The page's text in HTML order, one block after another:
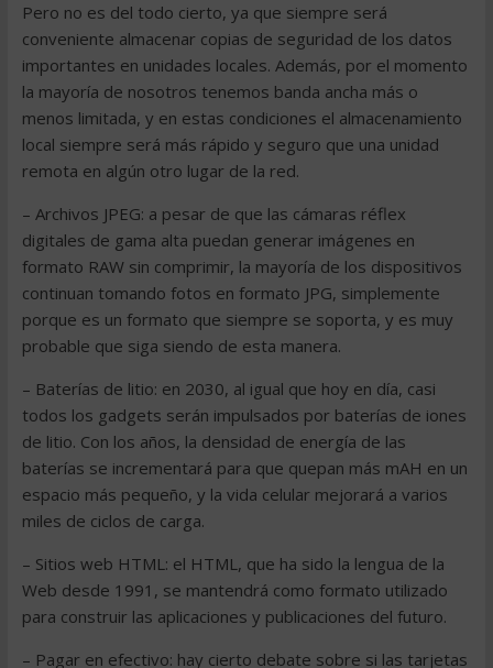
Pero no es del todo cierto, ya que siempre será
conveniente almacenar copias de seguridad de los datos
importantes en unidades locales. Además, por el momento
la mayoría de nosotros tenemos banda ancha más o
menos limitada, y en estas condiciones el almacenamiento
local siempre será más rápido y seguro que una unidad
remota en algún otro lugar de la red.
– Archivos JPEG: a pesar de que las cámaras réflex
digitales de gama alta puedan generar imágenes en
formato RAW sin comprimir, la mayoría de los dispositivos
continuan tomando fotos en formato JPG, simplemente
porque es un formato que siempre se soporta, y es muy
probable que siga siendo de esta manera.
– Baterías de litio: en 2030, al igual que hoy en día, casi
todos los gadgets serán impulsados por baterías de iones
de litio. Con los años, la densidad de energía de las
baterías se incrementará para que quepan más mAH en un
espacio más pequeño, y la vida celular mejorará a varios
miles de ciclos de carga.
– Sitios web HTML: el HTML, que ha sido la lengua de la
Web desde 1991, se mantendrá como formato utilizado
para construir las aplicaciones y publicaciones del futuro.
– Pagar en efectivo: hay cierto debate sobre si las tarjetas